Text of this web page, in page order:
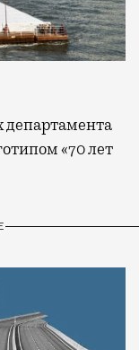
департамента
«70 лет